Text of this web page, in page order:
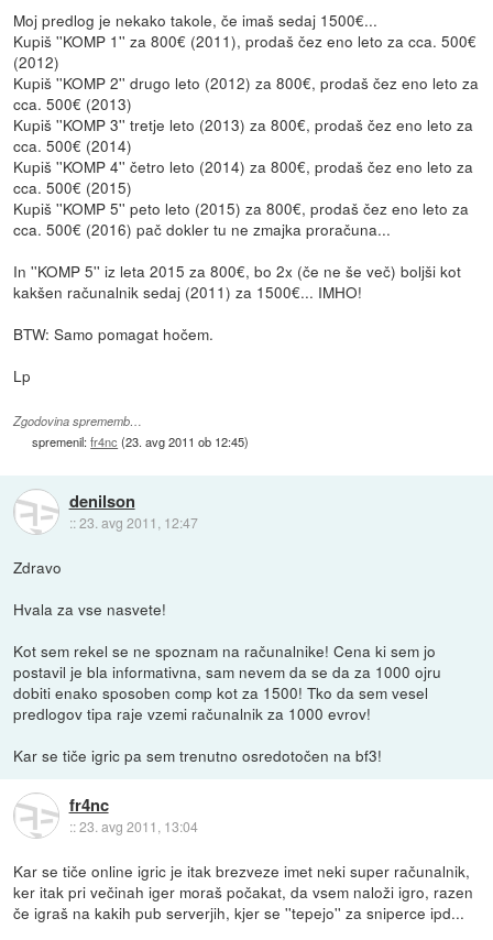
Moj predlog je nekako takole, če imaš sedaj 1500€...
Kupiš ''KOMP 1'' za 800€ (2011), prodaš čez eno leto za cca. 500€
(2012)
Kupiš ''KOMP 2'' drugo leto (2012) za 800€, prodaš čez eno leto za
cca. 500€ (2013)
Kupiš ''KOMP 3'' tretje leto (2013) za 800€, prodaš čez eno leto za
cca. 500€ (2014)
Kupiš ''KOMP 4'' četro leto (2014) za 800€, prodaš čez eno leto za
cca. 500€ (2015)
Kupiš ''KOMP 5'' peto leto (2015) za 800€, prodaš čez eno leto za
cca. 500€ (2016) pač dokler tu ne zmajka proračuna...
In ''KOMP 5'' iz leta 2015 za 800€, bo 2x (če ne še več) boljši kot
kakšen računalnik sedaj (2011) za 1500€... IMHO!
BTW: Samo pomagat hočem.
Lp
Zgodovina sprememb…
spremenil:fr4nc (23. avg 2011 ob 12:45)
denilson
::23. avg 2011, 12:47
Zdravo
Hvala za vse nasvete!
Kot sem rekel se ne spoznam na računalnike! Cena ki sem jo
postavil je bla informativna, sam nevem da se da za 1000 ojru
dobiti enako sposoben comp kot za 1500! Tko da sem vesel
predlogov tipa raje vzemi računalnik za 1000 evrov!
Kar se tiče igric pa sem trenutno osredotočen na bf3!
fr4nc
::23. avg 2011, 13:04
Kar se tiče online igric je itak brezveze imet neki super računalnik,
ker itak pri večinah iger moraš počakat, da vsem naloži igro, razen
če igraš na kakih pub serverjih, kjer se ''tepejo'' za sniperce ipd...